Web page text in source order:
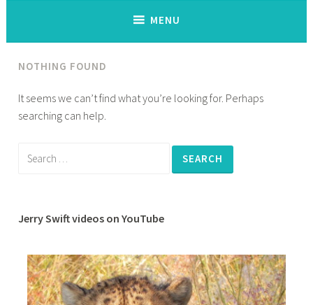
MENU
NOTHING FOUND
It seems we can’t find what you’re looking for. Perhaps
searching can help.
Jerry Swift videos on YouTube